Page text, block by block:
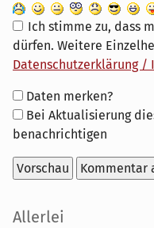
Ich stimme zu, dass
dürfen. Weitere
Datenschutzerklärung /
Formular-
Optionen
Daten merken?
Bei Aktualisierung
benachrichtigen
Seitenleiste
Allerlei